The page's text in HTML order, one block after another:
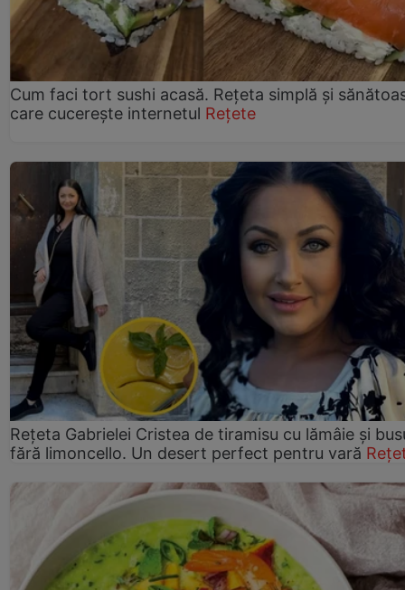
Cum faci tort sushi acasă. Rețeta simplă și
care cucerește internetul Rețete
Rețeta Gabrielei Cristea de tiramisu cu lămâie și
fără limoncello. Un desert perfect pentru vară